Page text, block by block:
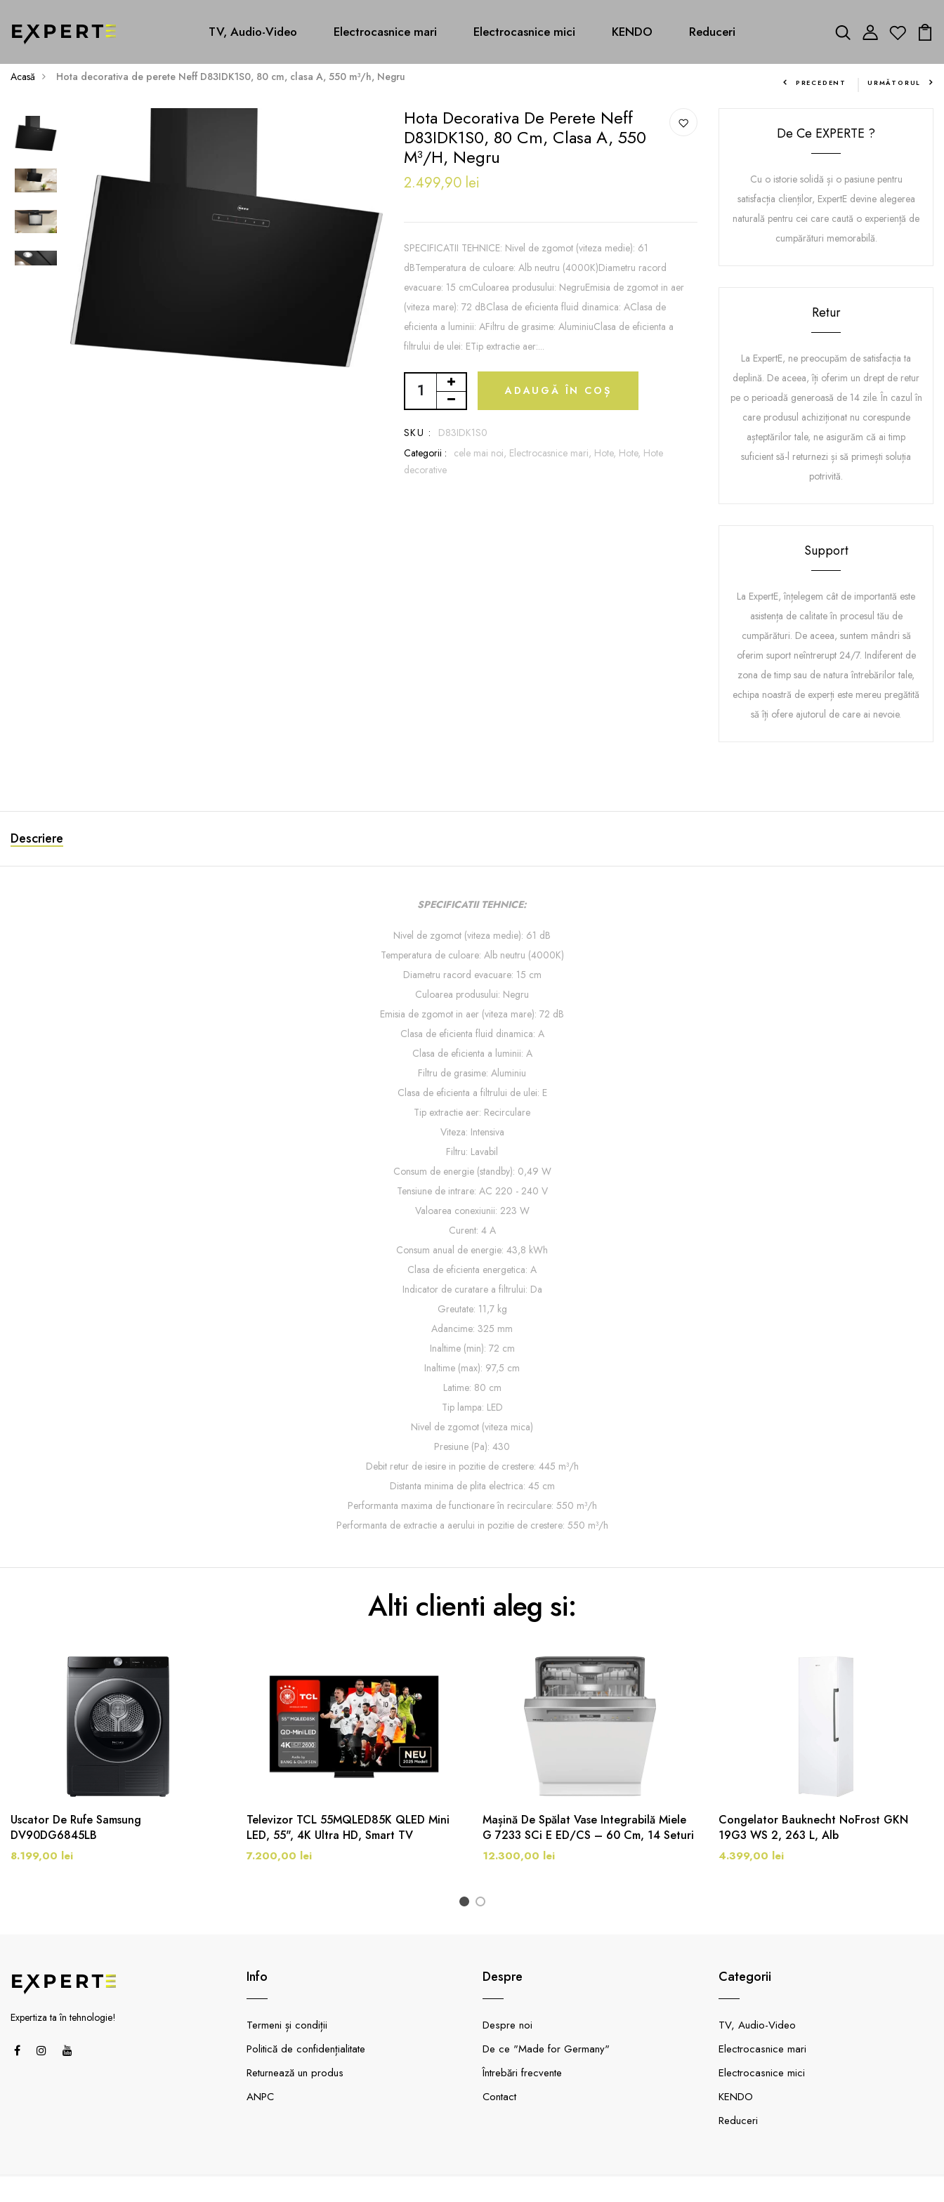
TV, Audio-Video Electrocasnice mari Electrocasnice mici KENDO Reduceri
Acasă Hota decorativa de perete Neff D83IDK1S0, 80 cm, clasa A, 550 m³/h, Negru PRECEDENT URMĂTORUL
Hota Decorativa De Perete Neff
D83IDK1S0, 80 Cm, Clasa A, 550
M³/h, Negru
2.499,90 lei
SPECIFICATII TEHNICE: Nivel de zgomot (viteza medie): 61
dBTemperatura de culoare: Alb neutru (4000K)Diametru racord
evacuare: 15 cmCuloarea produsului: NegruEmisia de zgomot in aer
(viteza mare): 72 dBClasa de eficienta fluid dinamica: AClasa de
eficienta a luminii: AFiltru de grasime: AluminiuClasa de eficienta a
filtrului de ulei: ETip extractie aer:...
ADAUGĂ ÎN COȘ
SKU :
D83IDK1S0
Categorii : cele mai noi, Electrocasnice mari, Hote, Hote, Hote
decorative
De Ce EXPERTE ?
Cu o istorie solidă și o pasiune pentru
satisfacția clienților, ExpertE devine alegerea
naturală pentru cei care caută o experiență de
cumpărături memorabilă.
Retur
La ExpertE, ne preocupăm de satisfacția ta
deplină. De aceea, îți oferim un drept de retur
pe o perioadă generoasă de 14 zile. În cazul în
care produsul achiziționat nu corespunde
așteptărilor tale, ne asigurăm că ai timp
suficient să-l returnezi și să primești soluția
potrivită.
Support
La ExpertE, înțelegem cât de importantă este
asistența de calitate în procesul tău de
cumpărături. De aceea, suntem mândri să
oferim suport neîntrerupt 24/7. Indiferent de
zona de timp sau de natura întrebărilor tale,
echipa noastră de experți este mereu pregătită
să îți ofere ajutorul de care ai nevoie.
Descriere
SPECIFICATII TEHNICE:
Nivel de zgomot (viteza medie): 61 dB
Temperatura de culoare: Alb neutru (4000K)
Diametru racord evacuare: 15 cm
Culoarea produsului: Negru
Emisia de zgomot in aer (viteza mare): 72 dB
Clasa de eficienta fluid dinamica: A
Clasa de eficienta a luminii: A
Filtru de grasime: Aluminiu
Clasa de eficienta a filtrului de ulei: E
Tip extractie aer: Recirculare
Viteza: Intensiva
Filtru: Lavabil
Consum de energie (standby): 0,49 W
Tensiune de intrare: AC 220 - 240 V
Valoarea conexiunii: 223 W
Curent: 4 A
Consum anual de energie: 43,8 kWh
Clasa de eficienta energetica: A
Indicator de curatare a filtrului: Da
Greutate: 11,7 kg
Adancime: 325 mm
Inaltime (min): 72 cm
Inaltime (max): 97,5 cm
Latime: 80 cm
Tip lampa: LED
Nivel de zgomot (viteza mica)
Presiune (Pa): 430
Debit retur de iesire in pozitie de crestere: 445 m³/h
Distanta minima de plita electrica: 45 cm
Performanta maxima de functionare în recirculare: 550 m³/h
Performanta de extractie a aerului in pozitie de crestere: 550 m³/h
Alti clienti aleg si:
Uscator De Rufe Samsung
DV90DG6845LB
8.199,00 lei
Televizor TCL 55MQLED85K QLED Mini
LED, 55", 4K Ultra HD, Smart TV
7.200,00 lei
Mașină De Spălat Vase Integrabilă Miele
G 7233 SCi E ED/CS – 60 Cm, 14 Seturi
12.300,00 lei
Congelator Bauknecht NoFrost GKN
19G3 WS 2, 263 L, Alb
4.399,00 lei
1 2
Expertiza ta în tehnologie!
Info
Termeni și condiții
Politică de confidențialitate
Returnează un produs
ANPC
Despre
Despre noi
De ce "Made for Germany"
Întrebări frecvente
Contact
Categorii
TV, Audio-Video
Electrocasnice mari
Electrocasnice mici
KENDO
Reduceri